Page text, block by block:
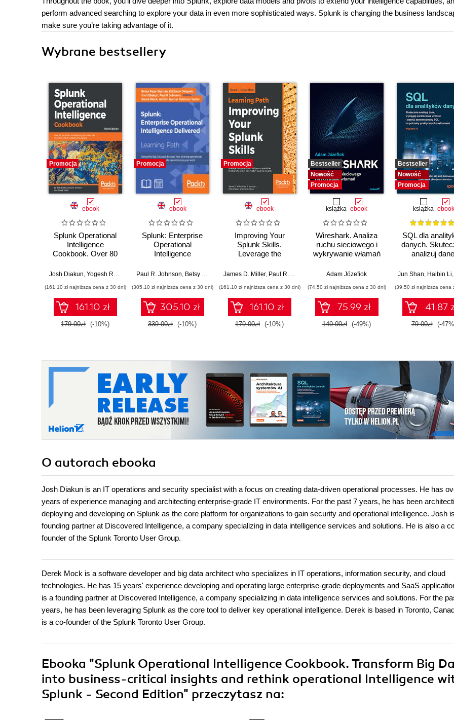
perform advanced searching to explore your data in even more sophisticated ways. Splunk is changing the business
make sure you’re taking advantage of it.
Wybrane bestsellery
Promocja
ebook
Splunk Operational
Intelligence
Cookbook. Over 80
transforming your
critical insights using
Splunk - Third Edition
Josh Diakun, Yogesh Raheja Thinknyx Technologies,Paul R. Johnson ,Derek Mock
(161,10 zł najniższa cena z 30 dni)
161.10 zł
179.00zł (-10%)
Promocja
ebook
Splunk: Enterprise
Operational
Intelligence
data made
Paul R. Johnson, Betsy Page Sigman , Derek Mock,Ashish Kumar Tulsiram Yadav,Erickson Delgado,Josh Diakun
(305,10 zł najniższa cena z 30 dni)
305.10 zł
339.00zł (-10%)
Promocja
ebook
Improving Your
Splunk Skills.
Leverage the
intelligence
to unlock new hidden
business insights
James D. Miller, Paul R. Johnson Josh Diakun,Derek Mock
(161,10 zł najniższa cena z 30 dni)
161.10 zł
179.00zł (-10%)
Bestseller
Nowość
Promocja
książka ebook
Wireshark. Analiza
ruchu sieciowego i
wykrywanie włamań
Adam Józefiok
(74,50 zł najniższa cena z 30 dni)
75.99 zł
149.00zł (-49%)
Bestseller
Nowość
Promocja
książka ebook
SQL dla
danych.
analizuj
wartościowe
zaawansowany
na potrzeby
Wydanie IV
Jun Shan, Haibin Li,
(39,50 zł najniższa cena
41.87
79.00zł (-
O autorach ebooka
Josh Diakun is an IT operations and security specialist with a focus on creating data-driven operational processes. He has
years of experience managing and architecting enterprise-grade IT environments. For the past 7 years, he has been
deploying and developing on Splunk as the core platform for organizations to gain security and operational intelligence. Josh
founding partner at Discovered Intelligence, a company specializing in data intelligence services and solutions. He is also a
founder of the Splunk Toronto User Group.
Derek Mock is a software developer and big data architect who specializes in IT operations, information security, and cloud
technologies. He has 15 years' experience developing and operating large enterprise-grade deployments and SaaS
is a founding partner at Discovered Intelligence, a company specializing in data intelligence services and solutions. For the
years, he has been leveraging Splunk as the core tool to deliver key operational intelligence. Derek is based in Toronto,
is a co-founder of the Splunk Toronto User Group.
Ebooka "Splunk Operational Intelligence Cookbook. Transform Big
into business-critical insights and rethink operational Intelligence
Splunk - Second Edition" przeczytasz na: